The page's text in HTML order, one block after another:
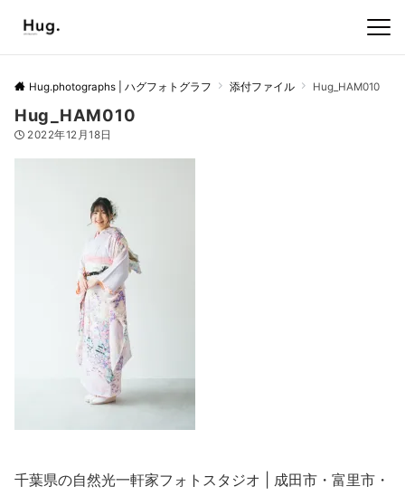
Hug.photographs | ハグフォトグラフ 添付ファイル Hug_HAM010
Hug_HAM010
2022年12月18日
千葉県の自然光一軒家フォトスタジオ | 成田市・富里市・